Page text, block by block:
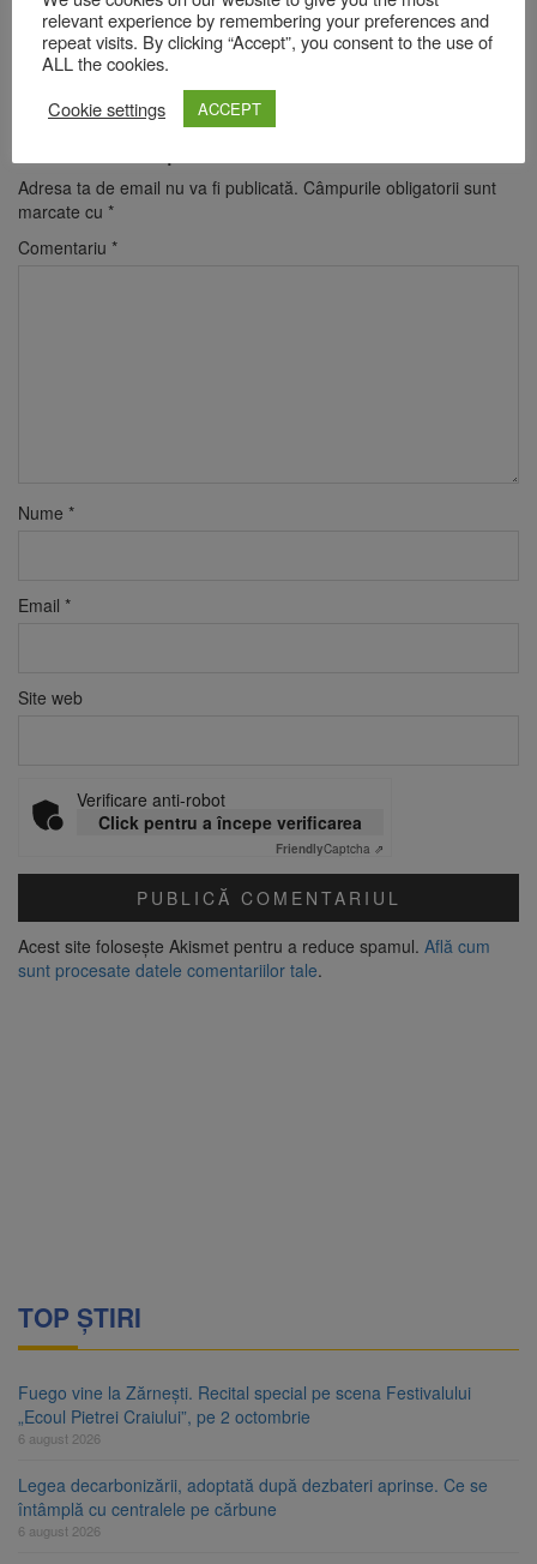
realizării coloanei sonore și designului de sunet.
Toate informațiile despre film se găsesc pe conturile de social
FacebookșiTikTok
Adresa ta de email nu va fi publicată. Câmpurile obligatorii sunt
marcate cu *
Comentariu *
Nume *
Email *
Site web
Verificare anti-robot
Click pentru a începe verificarea
FriendlyCaptcha ⇗
Acest site folosește Akismet pentru a reduce spamul. Află cum
sunt procesate datele comentariilor tale.
TOP ȘTIRI
Fuego vine la Zărnești. Recital special pe scena Festivalului
„Ecoul Pietrei Craiului”, pe 2 octombrie
6 august 2026
Legea decarbonizării, adoptată după dezbateri aprinse. Ce se
întâmplă cu centralele pe cărbune
6 august 2026
relevant experience by remembering your preferences and
repeat visits. By clicking “Accept”, you consent to the use of
ALL the cookies.
Cookie settings
ACCEPT